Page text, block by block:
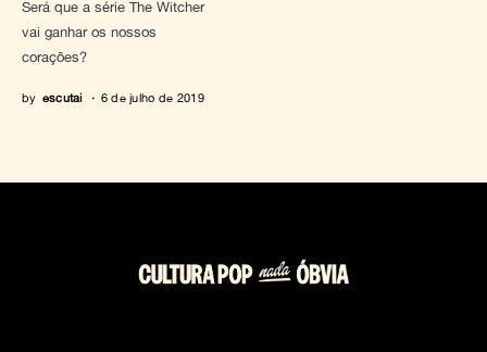
Será que a série The Witcher
vai ganhar os nossos
corações?
by escutai 6 de julho de 2019